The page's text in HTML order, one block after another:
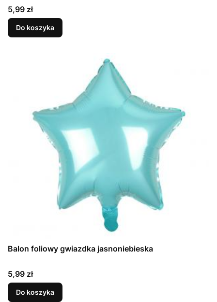
Cena
5,99 zł
Do koszyka
Balon foliowy gwiazdka jasnoniebieska
Cena
5,99 zł
Do koszyka